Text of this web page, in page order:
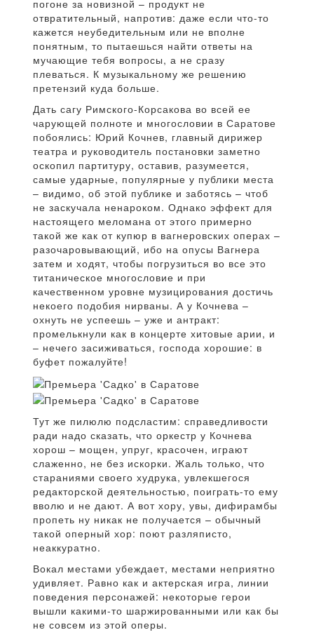
погоне за новизной – продукт не
отвратительный, напротив: даже если что-то
кажется неубедительным или не вполне
понятным, то пытаешься найти ответы на
мучающие тебя вопросы, а не сразу
плеваться. К музыкальному же решению
претензий куда больше.
Дать сагу Римского-Корсакова во всей ее
чарующей полноте и многословии в Саратове
побоялись: Юрий Кочнев, главный дирижер
театра и руководитель постановки заметно
оскопил партитуру, оставив, разумеется,
самые ударные, популярные у публики места
– видимо, об этой публике и заботясь – чтоб
не заскучала ненароком. Однако эффект для
настоящего меломана от этого примерно
такой же как от купюр в вагнеровских операх –
разочаровывающий, ибо на опусы Вагнера
затем и ходят, чтобы погрузиться во все это
титаническое многословие и при
качественном уровне музицирования достичь
некоего подобия нирваны. А у Кочнева –
охнуть не успеешь – уже и антракт:
промелькнули как в концерте хитовые арии, и
– нечего засиживаться, господа хорошие: в
буфет пожалуйте!
Тут же пилюлю подсластим: справедливости
ради надо сказать, что оркестр у Кочнева
хорош – мощен, упруг, красочен, играют
слаженно, не без искорки. Жаль только, что
стараниями своего худрука, увлекшегося
редакторской деятельностью, поиграть-то ему
вволю и не дают. А вот хору, увы, дифирамбы
пропеть ну никак не получается – обычный
такой оперный хор: поют разляписто,
неаккуратно.
Вокал местами убеждает, местами неприятно
удивляет. Равно как и актерская игра, линии
поведения персонажей: некоторые герои
вышли какими-то шаржированными или как бы
не совсем из этой оперы.